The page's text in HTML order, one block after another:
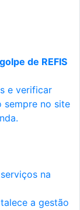
de REFIS
e verificar
sempre no site
na
a gestão